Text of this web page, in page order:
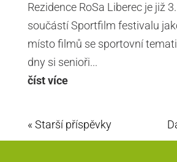
Rezidence RoSa Liberec je již
součástí Sportfilm festivalu
místo filmů se sportovní
dny si senioři...
číst více
« Starší příspěvky